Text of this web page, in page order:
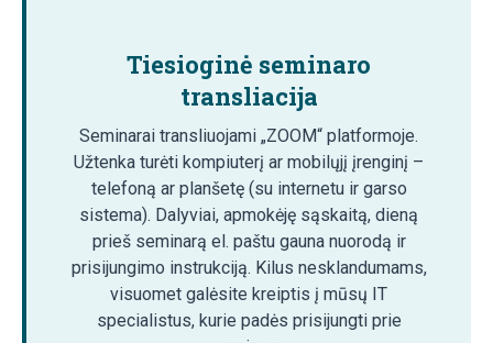
Tiesioginė seminaro
transliacija
Seminarai transliuojami „ZOOM“ platformoje.
Užtenka turėti kompiuterį ar mobilųjį įrenginį –
telefoną ar planšetę (su internetu ir garso
sistema). Dalyviai, apmokėję sąskaitą, dieną
prieš seminarą el. paštu gauna nuorodą ir
prisijungimo instrukciją. Kilus nesklandumams,
visuomet galėsite kreiptis į mūsų IT
specialistus, kurie padės prisijungti prie